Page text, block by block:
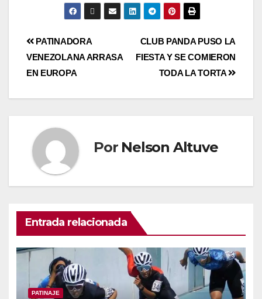
CLUB PANDA PUSO LA
FIESTA Y SE COMIERON
TODA LA TORTA
PATINADORA
VENEZOLANA ARRASA
EN EUROPA
Por Nelson Altuve
Entrada relacionada
PATINAJE